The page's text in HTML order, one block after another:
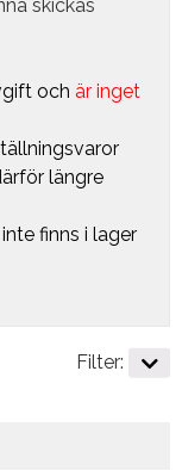
skickas
och är inget
längre
finns i lager
Filter: